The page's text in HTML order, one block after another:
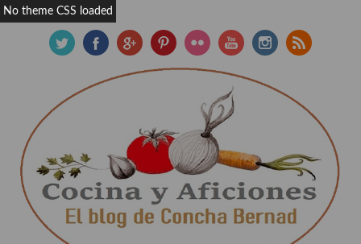
No theme CSS loaded